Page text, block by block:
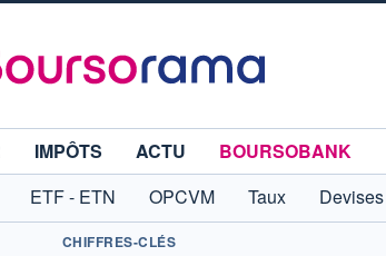
IMPÔTS ACTU
BOURSOBANK
ETF - ETN OPCVM Taux Devises
CHIFFRES-CLÉS